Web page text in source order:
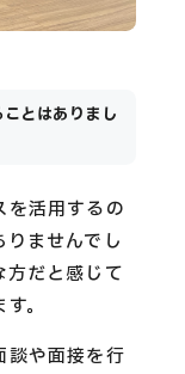
とはありまし
を活用するの
ませんでし
だと感じて
。
談や面接を行